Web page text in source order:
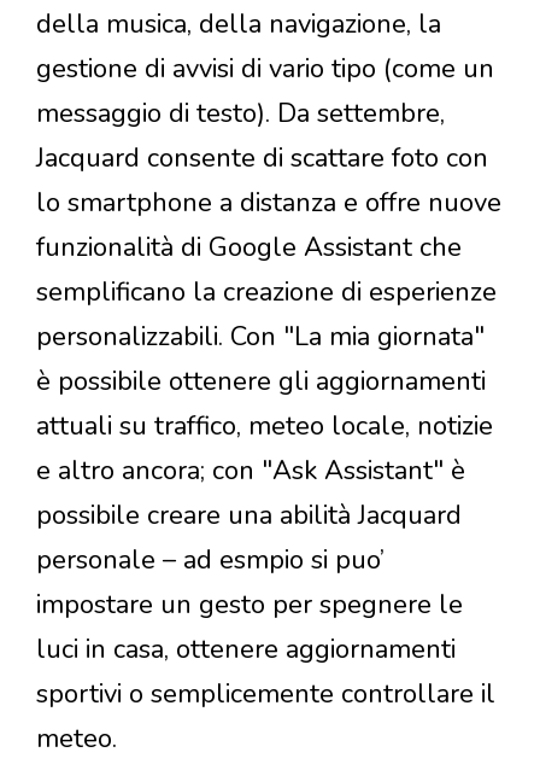
della musica, della navigazione, la
gestione di avvisi di vario tipo (come un
messaggio di testo). Da settembre,
Jacquard consente di scattare foto con
lo smartphone a distanza e offre nuove
funzionalità di Google Assistant che
semplificano la creazione di esperienze
personalizzabili. Con "La mia giornata"
è possibile ottenere gli aggiornamenti
attuali su traffico, meteo locale, notizie
e altro ancora; con "Ask Assistant" è
possibile creare una abilità Jacquard
personale – ad esmpio si puo’
impostare un gesto per spegnere le
luci in casa, ottenere aggiornamenti
sportivi o semplicemente controllare il
meteo.